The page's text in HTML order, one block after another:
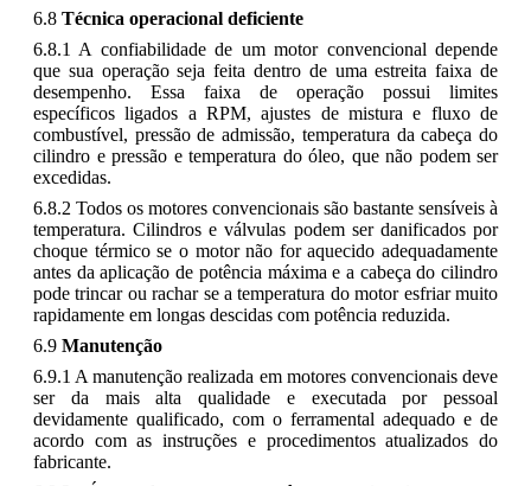
6.8 Técnica operacional deficiente
6.8.1 A confiabilidade de um motor convencional depende
que sua operação seja feita dentro de uma estreita faixa de
desempenho. Essa faixa de operação possui limites
específicos ligados a RPM, ajustes de mistura e fluxo de
combustível, pressão de admissão, temperatura da cabeça do
cilindro e pressão e temperatura do óleo, que não podem ser
excedidas.
6.8.2 Todos os motores convencionais são bastante sensíveis à
temperatura. Cilindros e válvulas podem ser danificados por
choque térmico se o motor não for aquecido adequadamente
antes da aplicação de potência máxima e a cabeça do cilindro
pode trincar ou rachar se a temperatura do motor esfriar muito
rapidamente em longas descidas com potência reduzida.
6.9 Manutenção
6.9.1 A manutenção realizada em motores convencionais deve
ser da mais alta qualidade e executada por pessoal
devidamente qualificado, com o ferramental adequado e de
acordo com as instruções e procedimentos atualizados do
fabricante.